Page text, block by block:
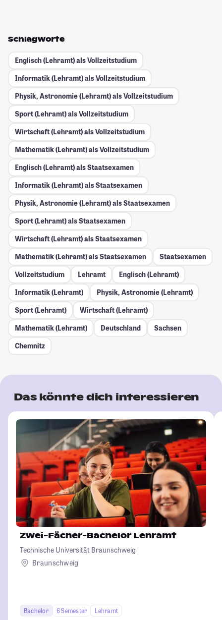
Schlagworte
Englisch (Lehramt) als Vollzeitstudium
Informatik (Lehramt) als Vollzeitstudium
Physik, Astronomie (Lehramt) als Vollzeitstudium
Sport (Lehramt) als Vollzeitstudium
Wirtschaft (Lehramt) als Vollzeitstudium
Mathematik (Lehramt) als Vollzeitstudium
Englisch (Lehramt) als Staatsexamen
Informatik (Lehramt) als Staatsexamen
Physik, Astronomie (Lehramt) als Staatsexamen
Sport (Lehramt) als Staatsexamen
Wirtschaft (Lehramt) als Staatsexamen
Mathematik (Lehramt) als Staatsexamen
Staatsexamen
Vollzeitstudium
Lehramt
Englisch (Lehramt)
Informatik (Lehramt)
Physik, Astronomie (Lehramt)
Sport (Lehramt)
Wirtschaft (Lehramt)
Mathematik (Lehramt)
Deutschland
Sachsen
Chemnitz
Das könnte dich interessieren
Zwei-Fächer-Bachelor Lehramt
Technische Universität Braunschweig
Braunschweig
Bachelor 6 Semester
Lehramt